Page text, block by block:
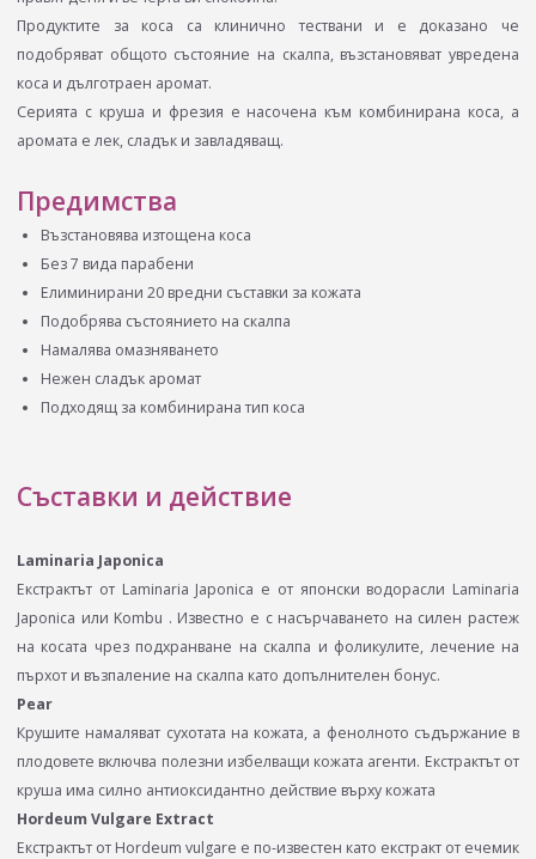
Продуктите за коса са клинично тествани и е доказано че
подобряват общото състояние на скалпа, възстановяват увредена
коса и дълготраен аромат.
Серията с круша и фрезия е насочена към комбинирана коса, а
аромата е лек, сладък и завладяващ.
Предимства
Възстановява изтощена коса
Без 7 вида парабени
Елиминирани 20 вредни съставки за кожата
Подобрява състоянието на скалпа
Намалява омазняването
Нежен сладък аромат
Подходящ за комбинирана тип коса
Съставки и действие
Laminaria Japonica
Екстрактът от Laminaria Japonica е от японски водорасли Laminaria
Japonica или Kombu . Известно е с насърчаването на силен растеж
на косата чрез подхранване на скалпа и фоликулите, лечение на
пърхот и възпаление на скалпа като допълнителен бонус.
Pear
Крушите намаляват сухотата на кожата, а фенолното съдържание в
плодовете включва полезни избелващи кожата агенти. Екстрактът от
круша има силно антиоксидантно действие върху кожата
Hordeum Vulgare Extract
Екстрактът от Hordeum vulgare е по-известен като екстракт от ечемик